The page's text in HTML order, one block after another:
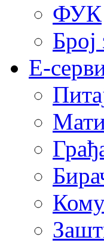
ФУК
Број
E-